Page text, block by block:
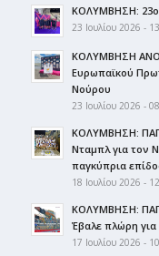
ΚΟΛΥΜΒΗΣΗ:
23 Ιουλίου 2026 -
ΚΟΛΥΜΒΗΣΗ
Ευρωπαϊκού
Νούρου
23 Ιουλίου 2026 -
ΚΟΛΥΜΒΗΣΗ:
Νταμπλ για τον
παγκύπρια
18 Ιουλίου 2026 -
ΚΟΛΥΜΒΗΣΗ:
Έβαλε πλώρη
17 Ιουλίου 2026 -